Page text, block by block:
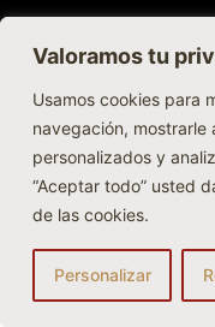
Valoramos tu
Usamos cookies para
navegación, mostrarle
personalizados y
“Aceptar todo” usted
de las cookies.
Personalizar